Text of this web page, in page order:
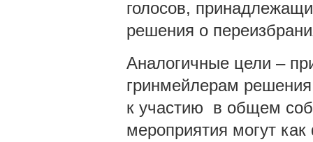
голосов,
решения о
Аналогичные цели –
гринмейлерам
к участию в общем
мероприятия могут